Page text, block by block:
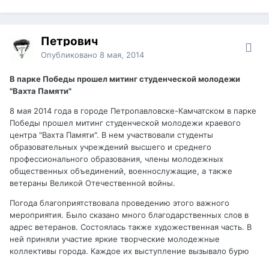
Петрович
Опубликовано 8 мая, 2014
В парке Победы прошел митинг студенческой молодежи
"Вахта Памяти"
8 мая 2014 года в городе Петропавловске-Камчатском в парке
Победы прошел митинг студенческой молодежи краевого
центра "Вахта Памяти". В нем участвовали студенты
образовательных учреждений высшего и среднего
профессионального образования, члены молодежных
общественных объединений, военнослужащие, а также
ветераны Великой Отечественной войны.
Погода благоприятствовала проведению этого важного
мероприятия. Было сказано много благодарственных слов в
адрес ветеранов. Состоялась также художественная часть. В
ней приняли участие яркие творческие молодежные
коллективы города. Каждое их выступление вызывало бурю